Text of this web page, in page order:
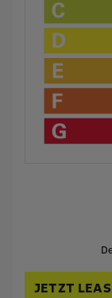
JETZT